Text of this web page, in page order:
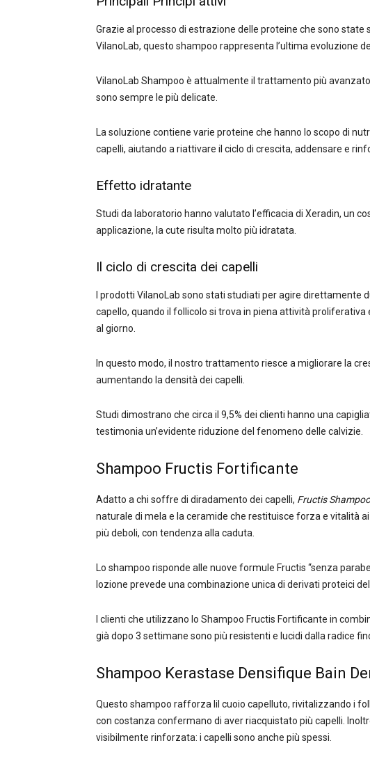
Grazie al processo di estrazione delle proteine che sono
VilanoLab, questo shampoo rappresenta l’ultima evoluzione
VilanoLab Shampoo è attualmente il trattamento più
sono sempre le più delicate.
La soluzione contiene varie proteine ​​che hanno lo scopo di
capelli, aiutando a riattivare il ciclo di crescita, addensare e
Effetto idratante
Studi da laboratorio hanno valutato l’efficacia di Xeradin, un
applicazione, la cute risulta molto più idratata.
Il ciclo di crescita dei capelli
I prodotti VilanoLab sono stati studiati per agire direttamente
capello, quando il follicolo si trova in piena attività
al giorno.
In questo modo, il nostro trattamento riesce a migliorare la
aumentando la densità dei capelli.
Studi dimostrano che circa il 9,5% dei clienti hanno una
testimonia un’evidente riduzione del fenomeno delle calvizie.
Shampoo Fructis Fortificante
Adatto a chi soffre di diradamento dei capelli, Fructis
naturale di mela e la ceramide che restituisce forza e vitalità
più deboli, con tendenza alla caduta.
Lo shampoo risponde alle nuove formule Fructis “senza
lozione prevede una combinazione unica di derivati ​​proteici
I clienti che utilizzano lo Shampoo Fructis Fortificante in
già dopo 3 settimane sono più resistenti e lucidi dalla radice
Shampoo Kerastase Densifique Bain
Questo shampoo rafforza lil cuoio capelluto, rivitalizzando i
con costanza confermano di aver riacquistato più capelli.
visibilmente rinforzata: i capelli sono anche più spessi.